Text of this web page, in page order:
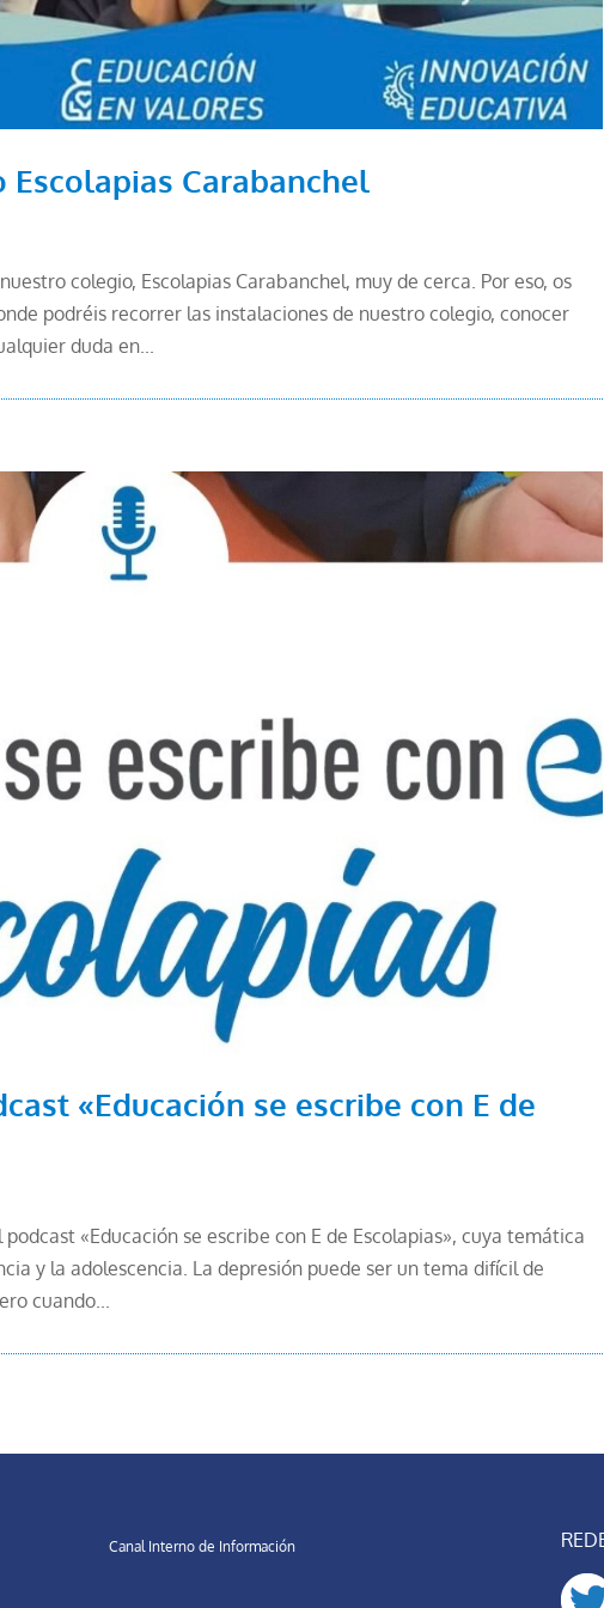
Carabanchel
colegio, Escolapias Carabanchel, muy de cerca. Por eso, os
podréis recorrer las instalaciones de nuestro colegio, conocer
duda en...
«Educación se escribe con E de
«Educación se escribe con E de Escolapias», cuya temática
y la adolescencia. La depresión puede ser un tema difícil de
cuando...
Canal Interno de Información